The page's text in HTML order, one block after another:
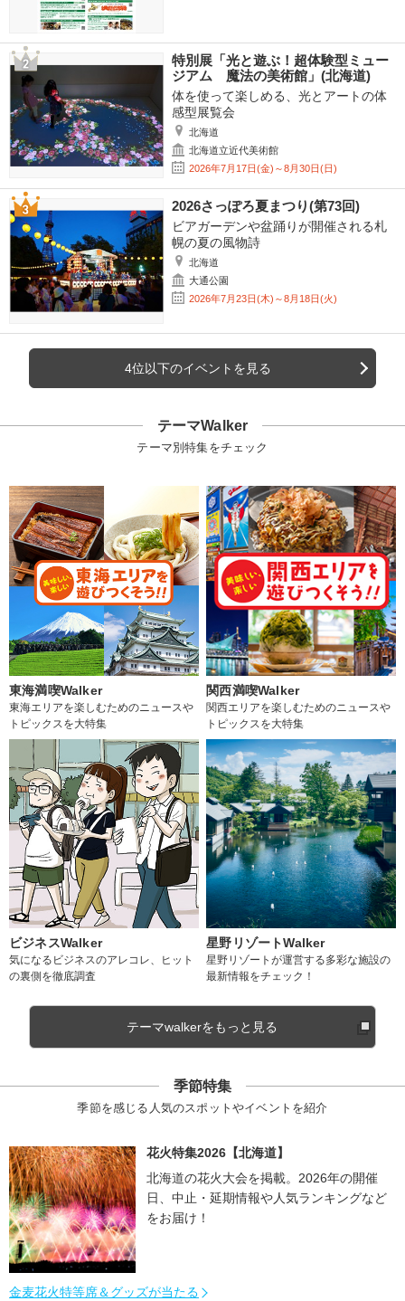
特別展「光と遊ぶ！超体験型ミュー
ジアム 魔法の美術館」(北海道)
体を使って楽しめる、光とアートの体
感型展覧会
北海道
北海道立近代美術館
2026年7月17日(金)～8月30日(日)
2026さっぽろ夏まつり(第73回)
ビアガーデンや盆踊りが開催される札
幌の夏の風物詩
北海道
大通公園
2026年7月23日(木)～8月18日(火)
4位以下のイベントを見る
テーマWalker
テーマ別特集をチェック
東海満喫Walker
東海エリアを楽しむためのニュースや
トピックスを大特集
関西満喫Walker
関西エリアを楽しむためのニュースや
トピックスを大特集
ビジネスWalker
気になるビジネスのアレコレ、ヒット
の裏側を徹底調査
星野リゾートWalker
星野リゾートが運営する多彩な施設の
最新情報をチェック！
テーマwalkerをもっと見る
季節特集
季節を感じる人気のスポットやイベントを紹介
花火特集2026【北海道】
北海道の花火大会を掲載。2026年の開催
日、中止・延期情報や人気ランキングなど
をお届け！
金麦花火特等席＆グッズが当たる